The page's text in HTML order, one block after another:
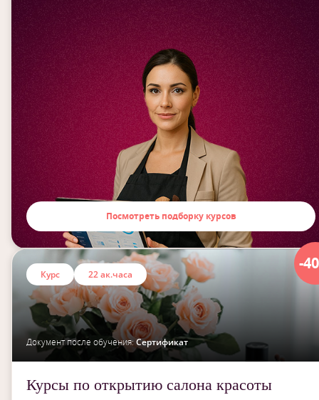
Посмотреть подборку курсов
-
Курс 22 ак.часа
Документ после обучения:Сертификат
Курсы по открытию салона красоты